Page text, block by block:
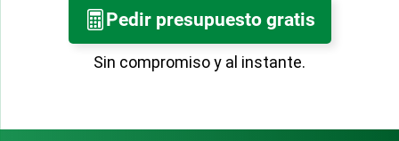
Pedir presupuesto gratis
Sin compromiso y al instante.